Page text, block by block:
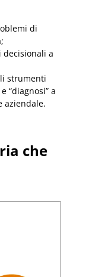
di
a
strumenti
“diagnosi” a
aziendale.
che